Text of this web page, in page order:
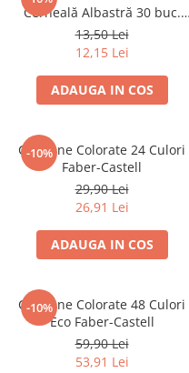
Blocnotesuri
Blocuri de desen
Caiete Biologie
Caiete cu Spirală
Caiete Dictando
Caiete Geografie
Caiete Matematica
Caiete Muzică
Caiete Studențești
Caiete Tip I
Caiete Tip II
Vocabulare
Calculatoare
Instrumente de scris și desen
Cerneală Albastră 30 buc.
Faber-Castell
13,50 Lei
12,15 Lei
ADAUGA IN COS
-10%
Creioane Colorate 24 Culori
Faber-Castell
29,90 Lei
26,91 Lei
ADAUGA IN COS
-10%
Creioane Colorate 48 Culori
Eco Faber-Castell
59,90 Lei
53,91 Lei